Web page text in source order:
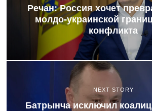
Речан: Россия хочет
молдо-украинской
конфликта
NEXT STORY
Батрынча исключил